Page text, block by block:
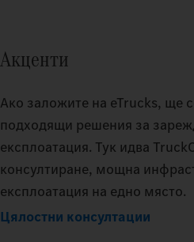
Акценти
Ако заложите на eTrucks, ще
подходящи решения за
експлоатация. Тук идва
консултиране, мощна
експлоатация на едно място.
Цялостни консултации